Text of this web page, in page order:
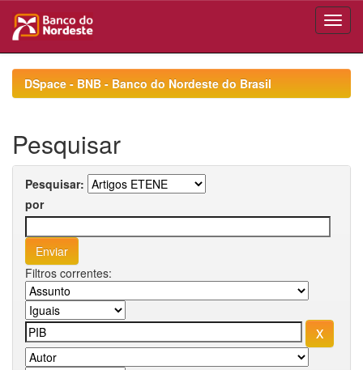
navigationDSpace - BNB - Banco do Nordeste do Brasil
Pesquisar
Pesquisar:
por
Filtros correntes: